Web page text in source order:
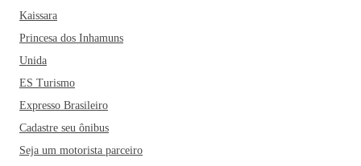
Kaissara
Princesa dos Inhamuns
Unida
ES Turismo
Expresso Brasileiro
Cadastre seu ônibus
Seja um motorista parceiro